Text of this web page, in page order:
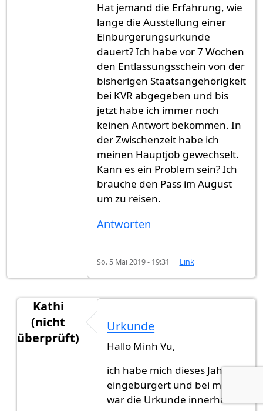
Hat jemand die Erfahrung, wie
lange die Ausstellung einer
Einbürgerungsurkunde
dauert? Ich habe vor 7 Wochen
den Entlassungsschein von der
bisherigen Staatsangehörigkeit
bei KVR abgegeben und bis
jetzt habe ich immer noch
keinen Antwort bekommen. In
der Zwischenzeit habe ich
meinen Hauptjob gewechselt.
Kann es ein Problem sein? Ich
brauche den Pass im August
um zu reisen.
Antworten
So. 5 Mai 2019 - 19:31 Link
Kathi
(nicht
überprüft)
UrkundevonMinh Vu (nicht
Urkunde
Hallo Minh Vu,
ich habe mich dieses Jahr
eingebürgert und bei mir
war die Urkunde innerhalb